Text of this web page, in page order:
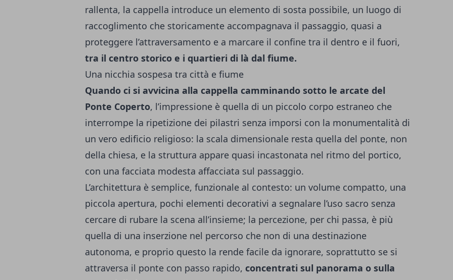
rallenta, la cappella introduce un elemento di sosta possibile, un luogo di
raccoglimento che storicamente accompagnava il passaggio, quasi a
proteggere l’attraversamento e a marcare il confine tra il dentro e il fuori,
tra il centro storico e i quartieri di là dal fiume.
Una nicchia sospesa tra città e fiume
Quando ci si avvicina alla cappella camminando sotto le arcate del
Ponte Coperto, l’impressione è quella di un piccolo corpo estraneo che
interrompe la ripetizione dei pilastri senza imporsi con la monumentalità di
un vero edificio religioso: la scala dimensionale resta quella del ponte, non
della chiesa, e la struttura appare quasi incastonata nel ritmo del portico,
con una facciata modesta affacciata sul passaggio.
L’architettura è semplice, funzionale al contesto: un volume compatto, una
piccola apertura, pochi elementi decorativi a segnalare l’uso sacro senza
cercare di rubare la scena all’insieme; la percezione, per chi passa, è più
quella di una inserzione nel percorso che non di una destinazione
autonoma, e proprio questo la rende facile da ignorare, soprattutto se si
attraversa il ponte con passo rapido, concentrati sul panorama o sulla